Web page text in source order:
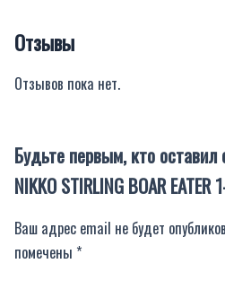
Отзывы
Отзывов пока нет.
Будьте первым, кто
NIKKO STIRLING BOAR EATER
Ваш адрес email не будет
помечены *